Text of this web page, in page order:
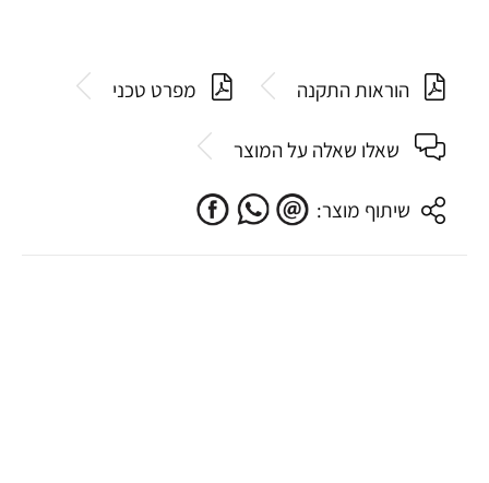
הוראות התקנה מפרט טכני
שאלו שאלה על המוצר
שיתוף מוצר: